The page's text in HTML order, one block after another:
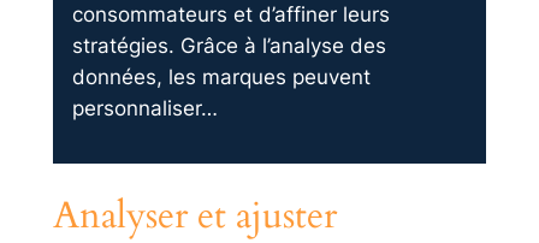
consommateurs et d’affiner leurs
stratégies. Grâce à l’analyse des
données, les marques peuvent
personnaliser…
Analyser et ajuster